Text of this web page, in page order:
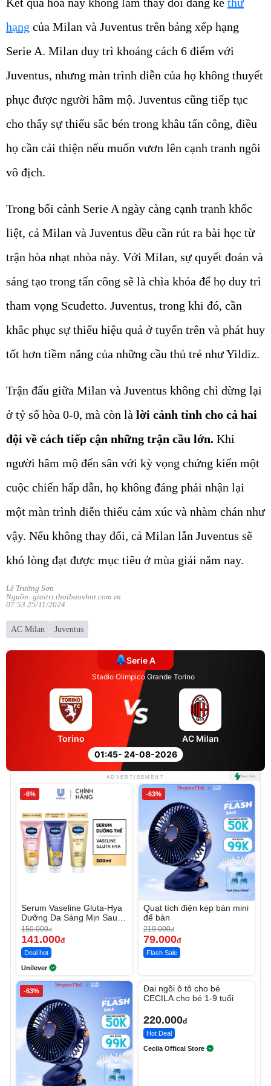
hạng của Milan và Juventus trên bảng xếp hạng
Serie A. Milan duy trì khoảng cách 6 điểm với
Juventus, nhưng màn trình diễn của họ không thuyết
phục được người hâm mộ. Juventus cũng tiếp tục
cho thấy sự thiếu sắc bén trong khâu tấn công, điều
họ cần cải thiện nếu muốn vươn lên cạnh tranh ngôi
vô địch.
Trong bối cảnh Serie A ngày càng cạnh tranh khốc
liệt, cả Milan và Juventus đều cần rút ra bài học từ
trận hòa nhạt nhòa này. Với Milan, sự quyết đoán và
sáng tạo trong tấn công sẽ là chìa khóa để họ duy trì
tham vọng Scudetto. Juventus, trong khi đó, cần
khắc phục sự thiếu hiệu quả ở tuyến trên và phát huy
tốt hơn tiềm năng của những cầu thủ trẻ như Yildiz.
Trận đấu giữa Milan và Juventus không chỉ dừng lại
ở tỷ số hòa 0-0, mà còn là lời cảnh tỉnh cho cả hai
đội về cách tiếp cận những trận cầu lớn. Khi
người hâm mộ đến sân với kỳ vọng chứng kiến một
cuộc chiến hấp dẫn, họ không đáng phải nhận lại
một màn trình diễn thiếu cảm xúc và nhàm chán như
vậy. Nếu không thay đổi, cả Milan lẫn Juventus sẽ
khó lòng đạt được mục tiêu ở mùa giải năm nay.
Lê Trường Sơn
Nguồn: giaitri.thoibaovhnt.com.vn
07:53 25/11/2024
AC Milan Juventus
Serie A
Stadio Olimpico Grande Torino
01:45- 24-08-2026
Torino AC Milan
ADVERTISEMENT
-6%
Serum Vaseline Gluta-Hya
Dưỡng Da Sáng Mịn Sau 7
Ngày
150.000đ
141.000đ
Deal hot
Unilever
-63%
Quạt tích điện kẹp bàn mini
để bàn
219.000đ
79.000đ
Flash Sale
-63%
Đai ngồi ô tô cho bé
CECILA cho bé 1-9 tuổi
220.000đ
Hot Deal
Cecila Offical Store